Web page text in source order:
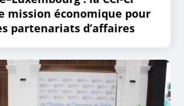
mission économique pour
partenariats d’affaires